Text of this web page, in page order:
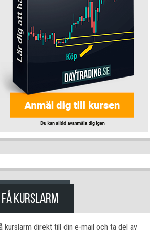
FÅ KURSLARM
kurslarm direkt till din e-mail och ta del av